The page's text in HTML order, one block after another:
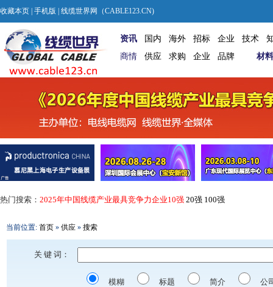
收藏本页 手机版 | 线缆世界网（CABLE123.CN)
资讯 国内 海外 招标 企业 技术
商情
供应 求购 企业 品牌 材料
热门搜索： 2025年中国线缆产业最具竞争力企业10强 20强 100强
当前位置: 首页 » 供应 » 搜索
关 键 词：
模糊 标题 简介 公